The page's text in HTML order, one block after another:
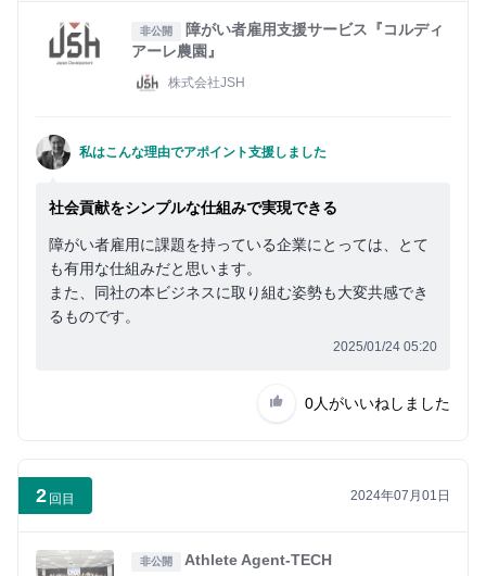
非公開
障がい者雇用支援サービス『コルディ
アーレ農園』
株式会社JSH
私はこんな理由でアポイント支援しました
社会貢献をシンプルな仕組みで実現できる
障がい者雇用に課題を持っている企業にとっては、とて
も有用な仕組みだと思います。
また、同社の本ビジネスに取り組む姿勢も大変共感でき
るものです。
2025/01/24 05:20
0人がいいねしました
2 回目 2024年07月01日
非公開 Athlete Agent-TECH